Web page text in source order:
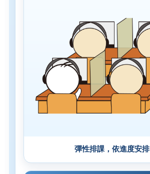
彈性排課，依進度安排